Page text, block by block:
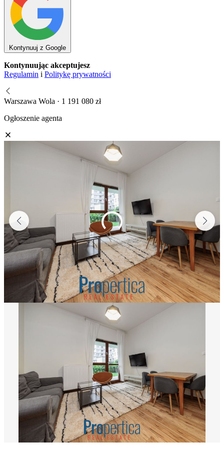
Kontynuuj z Google
Kontynuując akceptujesz
Regulamin i Politykę prywatności
Warszawa Wola · 1 191 080 zł
Ogłoszenie agenta